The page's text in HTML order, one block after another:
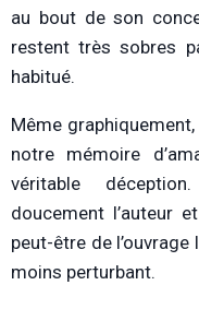
au bout de son
restent très sobres
habitué.
Même
notre mémoire
véritable
doucement l’auteur
peut-être de
moins perturbant.